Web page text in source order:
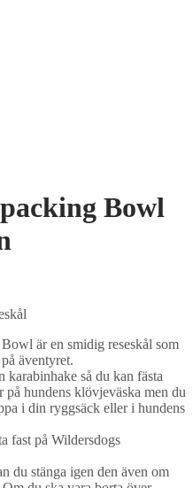
Bowl
är en smidig reseskål som
äventyret.
så du kan fästa
hundens klövjeväska men du
i din ryggsäck eller i hundens
fast på Wildersdogs
du stänga igen den även om